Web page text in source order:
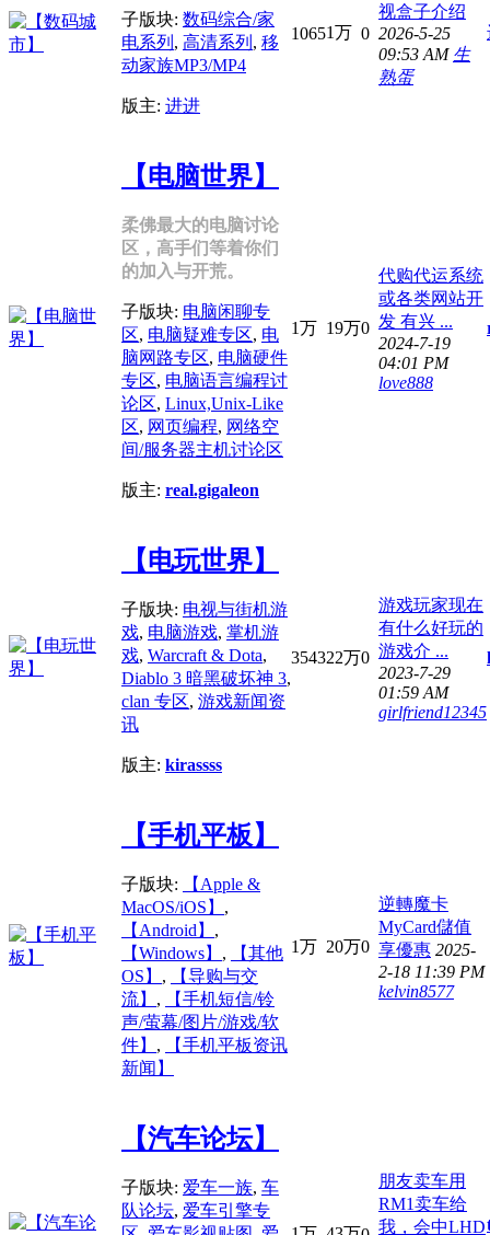
子版块: 数码综合/家
电系列 , 高清系列 , 移
动家族MP3/MP4
版主: 进进
10651万 0
视盒子介绍
2026-5-25
09:53 AM 生
熟蛋
【电脑世界】
柔佛最大的电脑讨论
区，高手们等着你们
的加入与开荒。
子版块: 电脑闲聊专
区, 电脑疑难专区, 电
脑网路专区, 电脑硬件
专区, 电脑语言编程讨
论区, Linux,Unix-Like
区, 网页编程, 网络空
间/服务器主机讨论区
版主: real.gigaleon
1万 19万0
代购代运系统
或各类网站开
发 有兴 ...
2024-7-19
04:01 PM
love888
【电玩世界】
子版块: 电视与街机游
戏, 电脑游戏, 掌机游
戏, Warcraft & Dota,
Diablo 3 暗黑破坏神 3,
clan 专区, 游戏新闻资
讯
版主: kirassss
354322万0
游戏玩家现在
有什么好玩的
游戏介 ...
2023-7-29
01:59 AM
girlfriend12345
【手机平板】
子版块:
【Apple &
MacOS/iOS】 ,
【Android】 ,
【Windows】 ,
【其他
OS】 ,
【导购与交
流】 ,
【手机短信/铃
声/萤幕/图片/游戏/软
件】 ,
【手机平板资讯
新闻】
1万 20万0
逆轉魔卡
MyCard儲值
享優惠 2025-
2-18 11:39 PM
kelvin8577
【汽车论坛】
子版块: 爱车一族, 车
队论坛, 爱车引擎专
朋友卖车用
RM1卖车给
我，会中LHD